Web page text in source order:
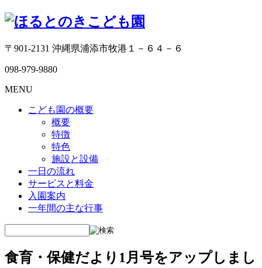
〒901-2131 沖縄県浦添市牧港１－６４－６
098-979-9880
MENU
こども園の概要
概要
特徴
特色
施設と設備
一日の流れ
サービスと料金
入園案内
一年間の主な行事
食育・保健だより1月号をアップしまし